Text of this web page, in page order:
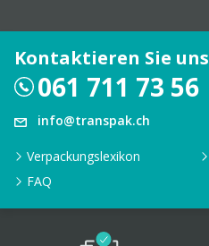
Kontaktieren Sie uns
061 711 73 56
info@transpak.ch
Verpackungslexikon
FAQ